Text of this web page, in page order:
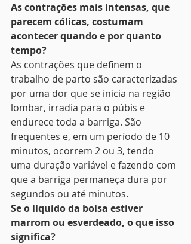
As contrações mais intensas, que
parecem cólicas, costumam
acontecer quando e por quanto
tempo?
As contrações que definem o
trabalho de parto são caracterizadas
por uma dor que se inicia na região
lombar, irradia para o púbis e
endurece toda a barriga. São
frequentes e, em um período de 10
minutos, ocorrem 2 ou 3, tendo
uma duração variável e fazendo com
que a barriga permaneça dura por
segundos ou até minutos.
Se o líquido da bolsa estiver
marrom ou esverdeado, o que isso
significa?